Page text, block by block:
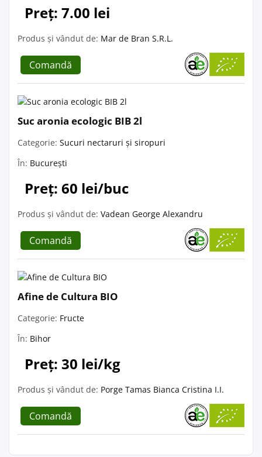
Preț: 7.00 lei
Produs și vândut de: Mar de Bran S.R.L.
Comandă
Suc aronia ecologic BIB 2l
Categorie: Sucuri nectaruri și siropuri
În: București
Preț: 60 lei/buc
Produs și vândut de: Vadean George Alexandru
Comandă
Afine de Cultura BIO
Categorie: Fructe
În: Bihor
Preț: 30 lei/kg
Produs și vândut de: Porge Tamas Bianca Cristina I.I.
Comandă